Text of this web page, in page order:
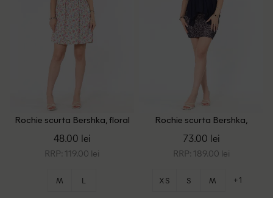
Rochie scurta Bershka, floral
48.00 lei
RRP: 119.00 lei
M L
Rochie scurta Bershka,
73.00 lei
RRP: 189.00 lei
XS S M +1